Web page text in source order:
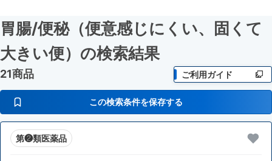
胃腸/便秘（便意感じにくい、固くて
大きい便） の検索結果
21商品 ご利用ガイド
この検索条件を保存する
第❷類医薬品